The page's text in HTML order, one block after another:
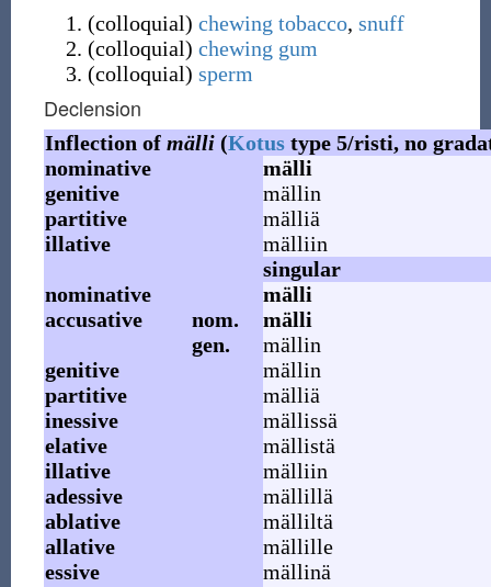
(colloquial) chewing tobacco, snuff
(colloquial) chewing gum
(colloquial) sperm
Declension
Inflection of mälli(Kotustype 5/risti, no
nominative
mälli
genitive
mällin
partitive
mälliä
illative
mälliin
singular
nominative
mälli
accusative
nom.
mälli
gen.
mällin
genitive
mällin
partitive
mälliä
inessive
mällissä
elative
mällistä
illative
mälliin
adessive
mällillä
ablative
mälliltä
allative
mällille
essive
mällinä